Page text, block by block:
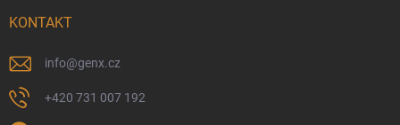
KONTAKT
info@genx.cz
+420 731 007 192